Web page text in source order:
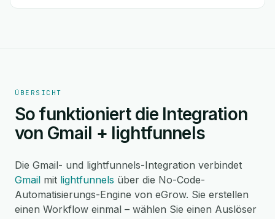
ÜBERSICHT
So funktioniert die Integration
von Gmail + lightfunnels
Die Gmail- und lightfunnels-Integration verbindet
Gmail mit lightfunnels über die No-Code-
Automatisierungs-Engine von eGrow. Sie erstellen
einen Workflow einmal – wählen Sie einen Auslöser